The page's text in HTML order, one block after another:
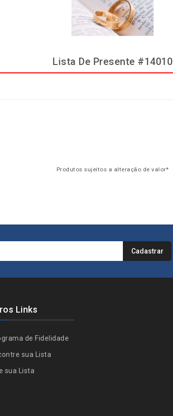
Lista De Presente #14010
Produtos sujeitos a alteração de valor*
Links
de Fidelidade
sua Lista
sua Lista